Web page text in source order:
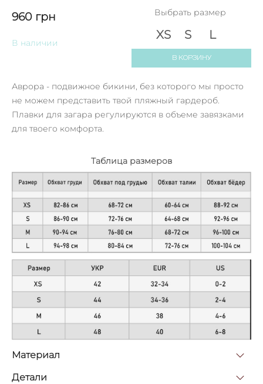
960 грн
В наличии
Выбрать размер
XS S L
В КОРЗИНУ
Аврора - подвижное бикини, без которого мы просто
не можем представить твой пляжный гардероб.
Плавки для загара регулируются в объеме завязками
для твоего комфорта.
Таблица размеров
Материал
Детали